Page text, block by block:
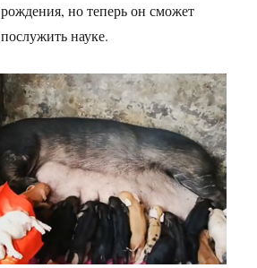
рождения, но теперь он сможет
послужить науке.